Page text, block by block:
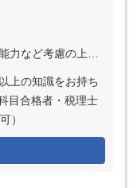
たします ※残業代は全額支給
上の知識をお持ち
目合格者・税理士
）